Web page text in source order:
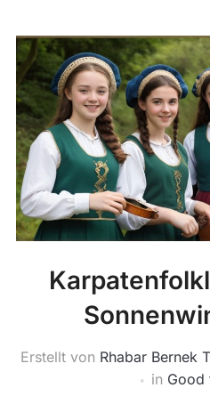
Erstellt von Rhabar Bernek
in Good